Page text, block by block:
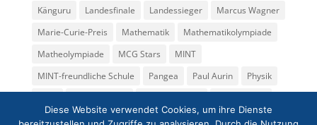
Känguru
Landesfinale Landessieger
Marcus Wagner
Marie-Curie-Preis
Mathematik
Mathematikolympiade
Matheolympiade
MCG Stars
MINT
MINT-freundliche Schule
Pangea Paul Aurin
Physik
Spende
Sport Tatjana Grübler Theater
Diese Website verwendet Cookies, um ihre Dienste